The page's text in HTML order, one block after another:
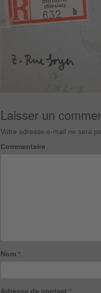
Laisser un
Votre adresse e-mail ne sera
Commentaire
Nom *
Adresse de contact *